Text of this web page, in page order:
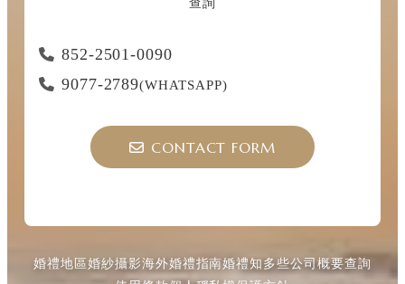
查詢
852-2501-0090
9077-2789(WHATSAPP)
CONTACT FORM
婚禮地區婚紗攝影海外婚禮指南婚禮知多些公司概要查詢